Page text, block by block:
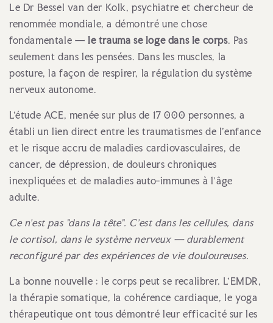
Le Dr Bessel van der Kolk, psychiatre et chercheur de
renommée mondiale, a démontré une chose
fondamentale — le trauma se loge dans le corps. Pas
seulement dans les pensées. Dans les muscles, la
posture, la façon de respirer, la régulation du système
nerveux autonome.
L'étude ACE, menée sur plus de 17 000 personnes, a
établi un lien direct entre les traumatismes de l'enfance
et le risque accru de maladies cardiovasculaires, de
cancer, de dépression, de douleurs chroniques
inexpliquées et de maladies auto-immunes à l'âge
adulte.
Ce n'est pas "dans la tête". C'est dans les cellules, dans
le cortisol, dans le système nerveux — durablement
reconfiguré par des expériences de vie douloureuses.
La bonne nouvelle : le corps peut se recalibrer. L'EMDR,
la thérapie somatique, la cohérence cardiaque, le yoga
thérapeutique ont tous démontré leur efficacité sur les